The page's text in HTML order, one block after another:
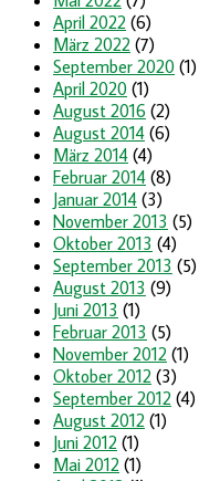
April 2022 (6)
März 2022 (7)
September 2020 (1)
April 2020 (1)
August 2016 (2)
August 2014 (6)
März 2014 (4)
Februar 2014 (8)
Januar 2014 (3)
November 2013 (5)
Oktober 2013 (4)
September 2013 (5)
August 2013 (9)
Juni 2013 (1)
Februar 2013 (5)
November 2012 (1)
Oktober 2012 (3)
September 2012 (4)
August 2012 (1)
Juni 2012 (1)
Mai 2012 (1)